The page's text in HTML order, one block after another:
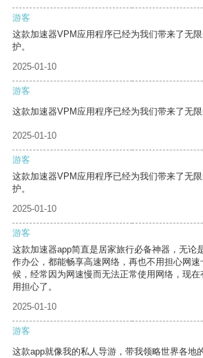
游客
这款加速器VPM应用程序已经为我们带来了无
护。
2025-01-10
游客
这款加速器VPM应用程序已经为我们带来了无限
2025-01-10
游客
这款加速器VPM应用程序已经为我们带来了无
护。
2025-01-10
游客
这款加速器app简直是居家旅行必备神器，无论
作办公，都能畅享高速网络，再也不用担心网
候，经常因为网速慢而无法正常使用网络，现
用担心了。
2025-01-10
游客
这款app就像我的私人导游，带我领略世界各地